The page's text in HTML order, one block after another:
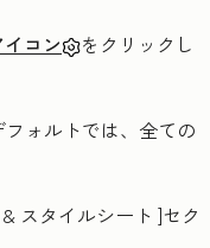
コン
をクリックし
フォルトでは、全ての
スタイルシート ]セク